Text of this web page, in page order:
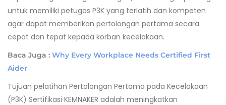
untuk memiliki petugas P3K yang terlatih dan kompeten
agar dapat memberikan pertolongan pertama secara
cepat dan tepat kepada korban kecelakaan.
Baca Juga : Why Every Workplace Needs Certified First
Aider
Tujuan pelatihan Pertolongan Pertama pada Kecelakaan
(P3K) Sertifikasi KEMNAKER adalah meningkatkan